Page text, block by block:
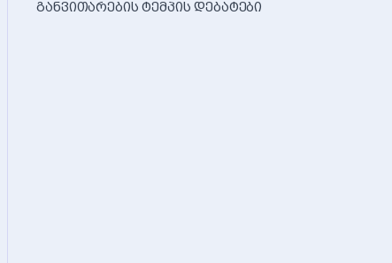
განვითარების ტემპის დებატები